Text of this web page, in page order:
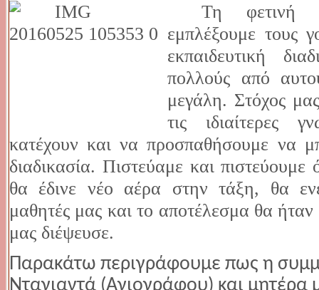
Τη φετινή
εμπλέξουμε τους
εκπαιδευτική
πολλούς από
μεγάλη. Στόχος
τις ιδιαίτερες
κατέχουν και να προσπαθήσουμε να
διαδικασία. Πιστεύαμε και
θα έδινε νέο αέρα στην τάξη, θα
μαθητές μας και το αποτέλεσμα θα
μας διέψευσε.
Παρακάτω περιγράφουμε πως η
Νταγιαντά (Αγιογράφου) και μητέρα